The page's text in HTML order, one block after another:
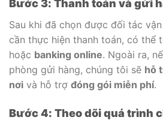
Bước 3: Thanh toán và gửi
Sau khi đã chọn được đối tác
cần thực hiện thanh toán, có thể
hoặc banking online. Ngoài ra,
phòng gửi hàng, chúng tôi sẽ hỗ
nơi và hỗ trợ đóng gói miễn phí.
Bước 4: Theo dõi quá trình